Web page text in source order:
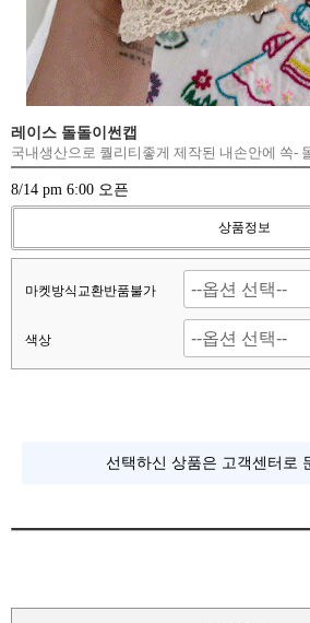
레이스 돌돌이썬캡
국내생산으로 퀄리티좋게 제작된 내손안에 쏙-
8/14 pm 6:00 오픈
상품정보
마켓방식교환반품불가
색상
선택하신 상품은 고객센터로